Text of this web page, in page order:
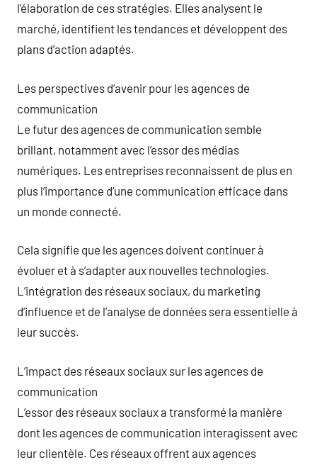
l’élaboration de ces stratégies. Elles analysent le
marché, identifient les tendances et développent des
plans d’action adaptés.
Les perspectives d’avenir pour les agences de
communication
Le futur des agences de communication semble
brillant, notamment avec l’essor des médias
numériques. Les entreprises reconnaissent de plus en
plus l’importance d’une communication efficace dans
un monde connecté.
Cela signifie que les agences doivent continuer à
évoluer et à s’adapter aux nouvelles technologies.
L’intégration des réseaux sociaux, du marketing
d’influence et de l’analyse de données sera essentielle à
leur succès.
L’impact des réseaux sociaux sur les agences de
communication
L’essor des réseaux sociaux a transformé la manière
dont les agences de communication interagissent avec
leur clientèle. Ces réseaux offrent aux agences